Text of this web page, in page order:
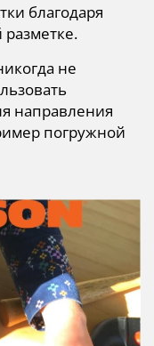
благодаря
не
направления
погружной